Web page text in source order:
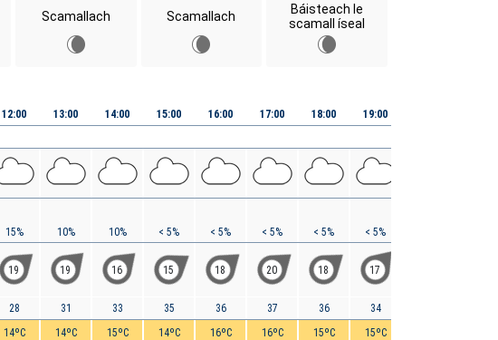
Scamallach Scamallach
Báisteach le
scamall íseal
12:00
15%
19
28
14ºC
13:00
10%
19
31
14ºC
14:00
10%
16
33
15ºC
15:00
< 5%
15
35
14ºC
16:00
< 5%
18
36
16ºC
17:00
< 5%
20
37
16ºC
18:00
< 5%
18
36
15ºC
19:00
< 5%
17
34
15ºC